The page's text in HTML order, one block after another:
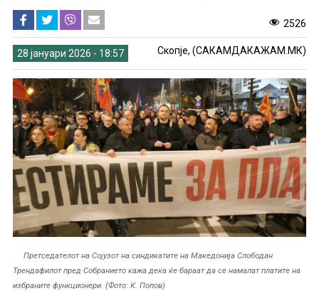
2526
28 јануари 2026 - 18:57 Скопје, (САКАМДАКАЖАМ.МК)
Претседателот на Сојузот на синдикатите на Македонија Слободан
Трендафилот пред Собранието кажа дека ќе бараат да се намалат платите на
избраните функционери. (Фото: К. Попов)